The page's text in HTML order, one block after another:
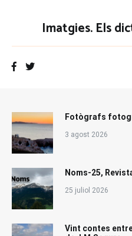
Imatgies. Els
Fotògrafs
3 agost 2026
Noms-25,
25 juliol 2026
Vint contes